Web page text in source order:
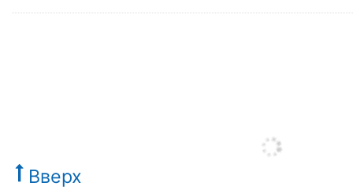
Вверх